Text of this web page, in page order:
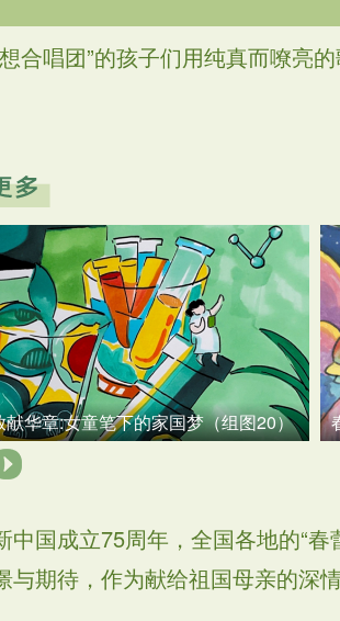
合唱团”的孩子们用纯真而嘹亮
献华章:女童笔下的家国梦（组图20）
中国成立75周年，全国各地的“
与期待，作为献给祖国母亲的深